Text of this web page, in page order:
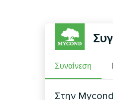
Συναίνεση
Στην